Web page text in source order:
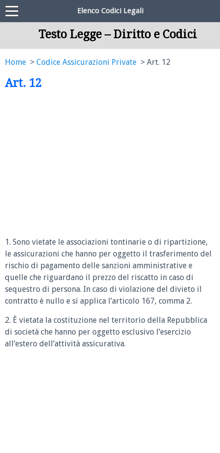
Elenco Codici Legali
Testo Legge – Diritto e Codici
Home Codice Assicurazioni Private Art. 12
Art. 12
1. Sono vietate le associazioni tontinarie o di ripartizione,
le assicurazioni che hanno per oggetto il trasferimento del
rischio di pagamento delle sanzioni amministrative e
quelle che riguardano il prezzo del riscatto in caso di
sequestro di persona. In caso di violazione del divieto il
contratto è nullo e si applica l’articolo 167, comma 2.
2. È vietata la costituzione nel territorio della Repubblica
di società che hanno per oggetto esclusivo l’esercizio
all’estero dell’attività assicurativa.